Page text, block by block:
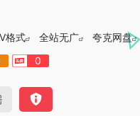
格式 全站无广 夸克网盘
0